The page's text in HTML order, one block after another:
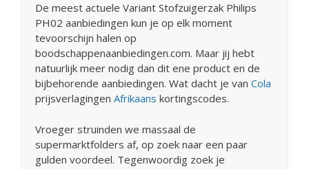
De meest actuele Variant Stofzuigerzak Philips
PH02 aanbiedingen kun je op elk moment
tevoorschijn halen op
boodschappenaanbiedingen.com. Maar jij hebt
natuurlijk meer nodig dan dit ene product en de
bijbehorende aanbiedingen. Wat dacht je van Cola
prijsverlagingen Afrikaans kortingscodes.
Vroeger struinden we massaal de
supermarktfolders af, op zoek naar een paar
gulden voordeel. Tegenwoordig zoek je